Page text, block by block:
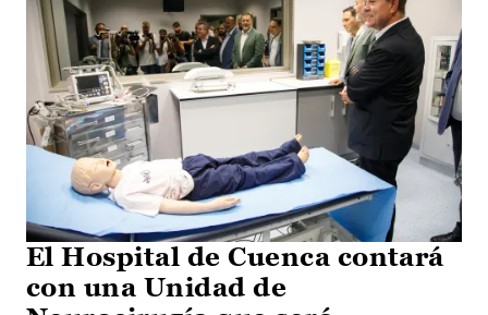
El Hospital de Cuenca contará
con una Unidad de